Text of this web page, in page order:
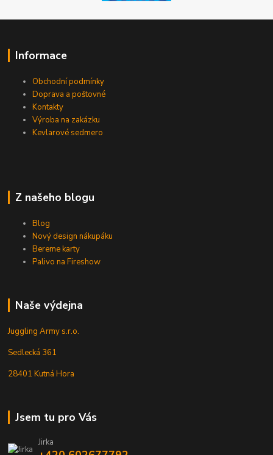
Informace
Obchodní podmínky
Doprava a poštovné
Kontakty
Výroba na zakázku
Kevlarové sedmero
Z našeho blogu
Blog
Nový design nákupáku
Bereme karty
Palivo na Fireshow
Naše výdejna
Juggling Army s.r.o.
Sedlecká 361
28401 Kutná Hora
Jsem tu pro Vás
Jirka